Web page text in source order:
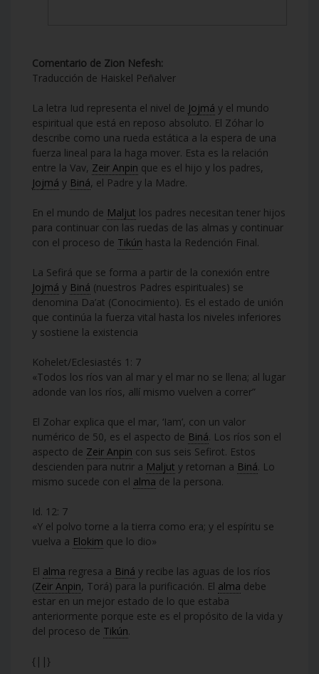
Comentario de Zion Nefesh:
Traducción de Haiskel Peñalver
La letra Iud representa el nivel de Jojmá y el mundo
espiritual que está en reposo absoluto. El Zóhar lo
describe como una rueda estática a la espera de una
fuerza lineal para la haga mover. Esta es la relación
entre la Vav, Zeir Anpin que es el hijo y los padres,
Jojmá y Biná, el Padre y la Madre.
En el mundo de Maljut los padres necesitan tener hijos
para continuar con las ruedas de las almas y continuar
con el proceso de Tikún hasta la Redención Final.
La Sefirá que se forma a partir de la conexión entre
Jojmá y Biná (nuestros Padres espirituales) se
denomina Da’at (Conocimiento). Es el estado de unión
que continúa la fuerza vital hasta los niveles inferiores
y sostiene la existencia
Kohelet/Eclesiastés 1: 7
«Todos los ríos van al mar y el mar no se llena; al lugar
adonde van los ríos, allí mismo vuelven a correr”
El Zohar explica que el mar, ‘Iam’, con un valor
numérico de 50, es el aspecto de Biná. Los ríos son el
aspecto de Zeir Anpin con sus seis Sefirot. Estos
descienden para nutrir a Maljut y retornan a Biná. Lo
mismo sucede con el alma de la persona.
Id. 12: 7
«Y el polvo torne a la tierra como era; y el espíritu se
vuelva a Elokim que lo dio»
El alma regresa a Biná y recibe las aguas de los ríos
(Zeir Anpin, Torá) para la purificación. El alma debe
estar en un mejor estado de lo que estaba
anteriormente porque este es el propósito de la vida y
del proceso de Tikún.
{||}